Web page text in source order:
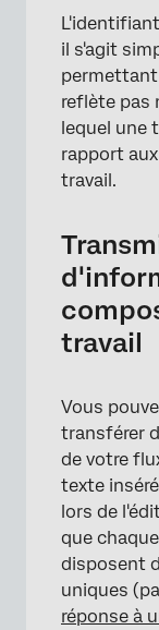
il s'agit
permettant
reflète pas
lequel une
rapport
travail.
travail
Vous
transférer
de votre
texte
lors de
que
disposent
uniques
réponse à